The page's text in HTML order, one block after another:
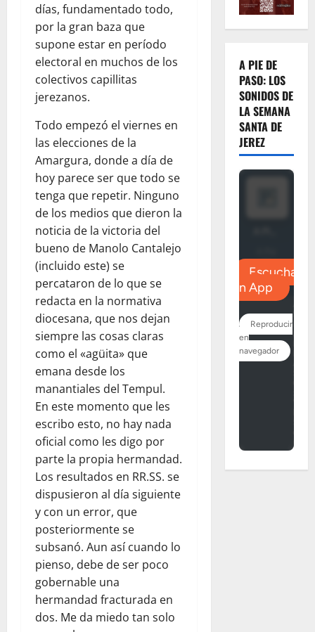
días, fundamentado todo,
por la gran baza que
supone estar en período
electoral en muchos de los
colectivos capillitas
jerezanos.
Todo empezó el viernes en
las elecciones de la
Amargura, donde a día de
hoy parece ser que todo se
tenga que repetir. Ninguno
de los medios que dieron la
noticia de la victoria del
bueno de Manolo Cantalejo
(incluido este) se
percataron de lo que se
redacta en la normativa
diocesana, que nos dejan
siempre las cosas claras
como el «agüita» que
emana desde los
manantiales del Tempul.
En este momento que les
escribo esto, no hay nada
oficial como les digo por
parte la propia hermandad.
Los resultados en RR.SS. se
dispusieron al día siguiente
y con un error, que
posteriormente se
subsanó. Aun así cuando lo
pienso, debe de ser poco
gobernable una
hermandad fracturada en
dos. Me da miedo tan solo
A PIE DE
PASO: LOS
SONIDOS DE
LA SEMANA
SANTA DE
JEREZ